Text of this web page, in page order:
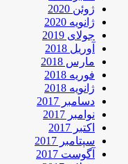
ژوئن 2020
ژانویه 2020
جولای 2019
آوریل 2018
مارس 2018
فوریه 2018
ژانویه 2018
دسامبر 2017
نوامبر 2017
اکتبر 2017
سپتامبر 2017
آگوست 2017